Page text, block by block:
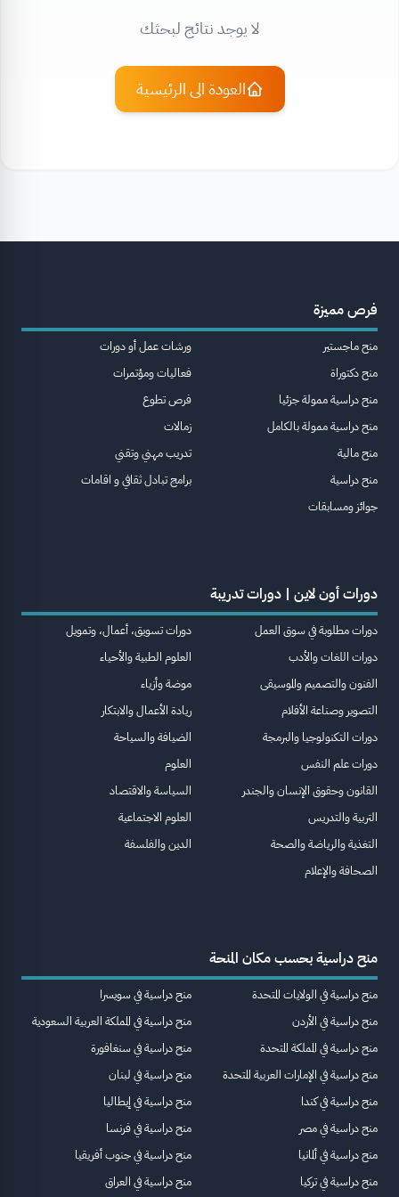
لا يوجد نتائج لبحثك
العودة الى الرئيسية
فرص مميزة
منح ماجستير
منح دكتوراة
منح دراسية ممولة جزئيا
منح دراسية ممولة بالكامل
منح مالية
منح دراسية
جوائز ومسابقات
ورشات عمل أو دورات
فعاليات ومؤتمرات
فرص تطوع
زمالات
تدريب مهني وتقني
برامج تبادل ثقافي و اقامات
دورات أون لاين | دورات تدريبة
دورات مطلوبة في سوق العمل
دورات اللغات والأدب
الفنون والتصميم والموسيقى
التصوير وصناعة الأفلام
دورات التكنولوجيا والبرمجة
دورات علم النفس
القانون وحقوق الإنسان والجندر
التربية والتدريس
التغذية والرياضة والصحة
الصحافة والإعلام
دورات تسويق، أعمال، وتمويل
العلوم الطبية والأحياء
موضة وأزياء
ريادة الأعمال والابتكار
الضيافة والسياحة
العلوم
السياسة والاقتصاد
العلوم الاجتماعية
الدين والفلسفة
منح دراسية بحسب مكان المنحة
منح دراسية في الولايات المتحدة
منح دراسية في الأردن
منح دراسية في المملكة المتحدة
منح دراسية في الإمارات العربية المتحدة
منح دراسية في كندا
منح دراسية في مصر
منح دراسية في ألمانيا
منح دراسية في تركيا
منح دراسية في سويسرا
منح دراسية في المملكة العربية السعودية
منح دراسية في سنغافورة
منح دراسية في لبنان
منح دراسية في إيطاليا
منح دراسية في فرنسا
منح دراسية في جنوب أفريقيا
منح دراسية في العراق